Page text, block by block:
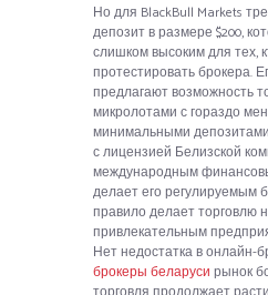
Но для BlackBull Markets
депозит в размере $200,
слишком высоким для тех,
протестировать брокера.
предлагают возможность
микролотами с гораздо
минимальными
с лицензией Белизской
международным
делает его регулируемым
правило делает торговлю
привлекательным
Нет недостатка в онлайн-
брокеры беларуси рынок